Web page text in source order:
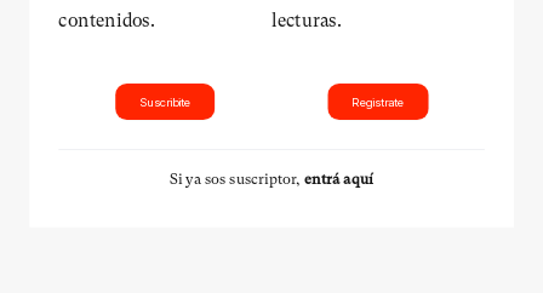
contenidos.
Suscribite
lecturas.
Registrate
Si ya sos suscriptor, entrá aquí